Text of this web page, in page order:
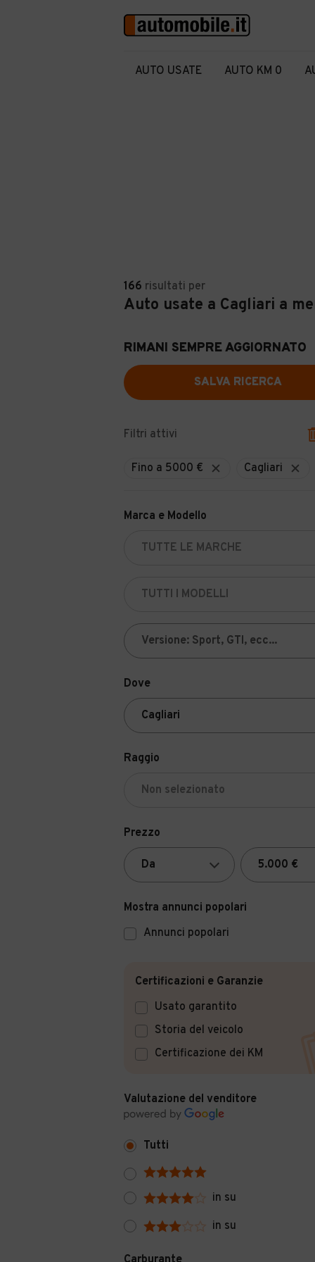
AUTO USATE AUTO KM 0
166 risultati per
Auto usate a Cagliari a
RIMANI SEMPRE AGGIORNATO
SALVA RICERCA
Filtri attivi
Fino a 5000 € Cagliari
Marca e Modello
Dove
Raggio
Prezzo
Mostra annunci popolari
Annunci popolari
Certificazioni e Garanzie
Usato garantito
Storia del veicolo
Certificazione dei KM
Valutazione del venditore
Tutti
in su
in su